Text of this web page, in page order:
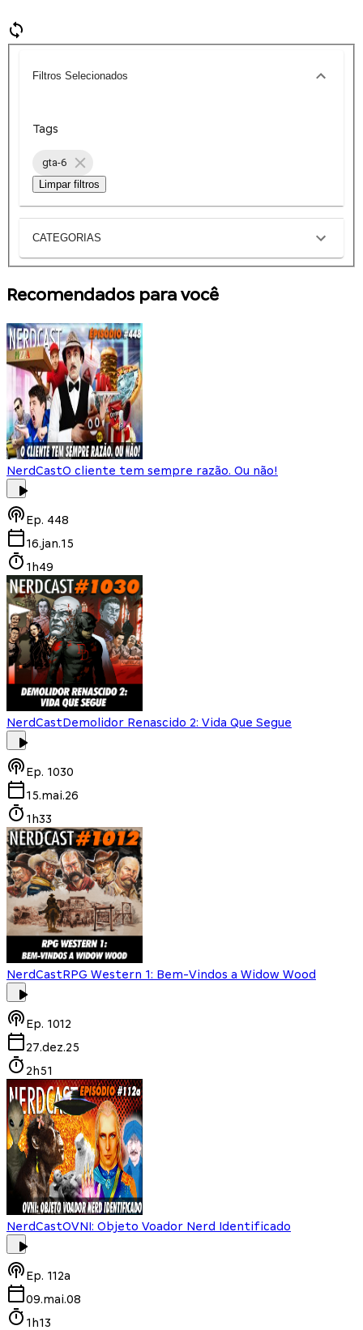
Filtros Selecionados
Tags
gta-6
Limpar filtros
CATEGORIAS
Recomendados para você
NerdCastO cliente tem sempre razão. Ou não!
Ep. 448
16.jan.15
1h49
NerdCastDemolidor Renascido 2: Vida Que Segue
Ep. 1030
15.mai.26
1h33
NerdCastRPG Western 1: Bem-Vindos a Widow Wood
Ep. 1012
27.dez.25
2h51
NerdCastOVNI: Objeto Voador Nerd Identificado
Ep. 112a
09.mai.08
1h13